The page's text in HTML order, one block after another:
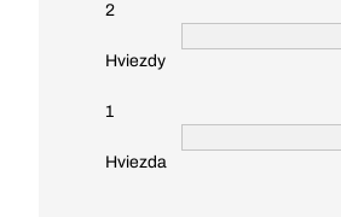
2
Hviezdy
1
Hviezda